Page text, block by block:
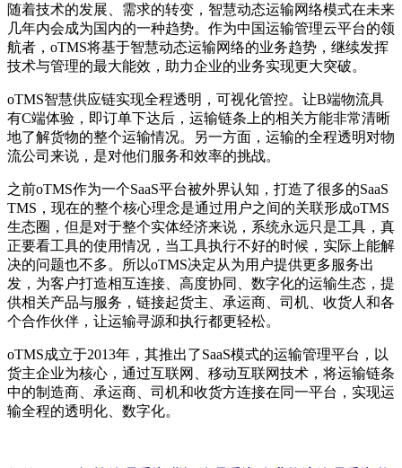
随着技术的发展、需求的转变，智慧动态运输网络模式在未来
几年内会成为国内的一种趋势。作为中国运输管理云平台的领
航者，oTMS将基于智慧动态运输网络的业务趋势，继续发挥
技术与管理的最大能效，助力企业的业务实现更大突破。
oTMS智慧供应链实现全程透明，可视化管控。让B端物流具
有C端体验，即订单下达后，运输链条上的相关方能非常清晰
地了解货物的整个运输情况。另一方面，运输的全程透明对物
流公司来说，是对他们服务和效率的挑战。
之前oTMS作为一个SaaS平台被外界认知，打造了很多的SaaS
TMS，现在的整个核心理念是通过用户之间的关联形成oTMS
生态圈，但是对于整个实体经济来说，系统永远只是工具，真
正要看工具的使用情况，当工具执行不好的时候，实际上能解
决的问题也不多。所以oTMS决定从为用户提供更多服务出
发，为客户打造相互连接、高度协同、数字化的运输生态，提
供相关产品与服务，链接起货主、承运商、司机、收货人和各
个合作伙伴，让运输寻源和执行都更轻松。
oTMS成立于2013年，其推出了SaaS模式的运输管理平台，以
货主企业为核心，通过互联网、移动互联网技术，将运输链条
中的制造商、承运商、司机和收货方连接在同一平台，实现运
输全程的透明化、数字化。